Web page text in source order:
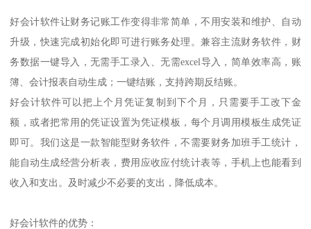
好会计软件让财务记账工作变得非常简单，不用安装和维护、自动
升级，快速完成初始化即可进行账务处理。兼容主流财务软件，财
务数据一键导入，无需手工录入、无需excel导入，简单效率高，账
簿、会计报表自动生成；一键结账，支持跨期反结账。
好会计软件可以把上个月凭证复制到下个月，只需要手工改下金
额，或者把常用的凭证设置为凭证模板，每个月调用模板生成凭证
即可。我们这是一款智能型财务软件，不需要财务加班手工统计，
能自动生成经营分析表，费用应收应付统计表等，手机上也能看到
收入和支出。及时减少不必要的支出，降低成本。
好会计软件的优势：